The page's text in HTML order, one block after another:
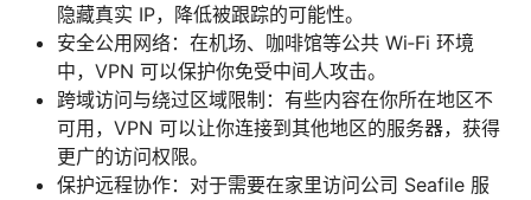
隐藏真实 IP，降低被跟踪的可能性。
安全公用网络：在机场、咖啡馆等公共 Wi‑Fi 环境
中，VPN 可以保护你免受中间人攻击。
跨域访问与绕过区域限制：有些内容在你所在地区不
可用，VPN 可以让你连接到其他地区的服务器，获得
更广的访问权限。
保护远程协作：对于需要在家里访问公司 Seafile 服